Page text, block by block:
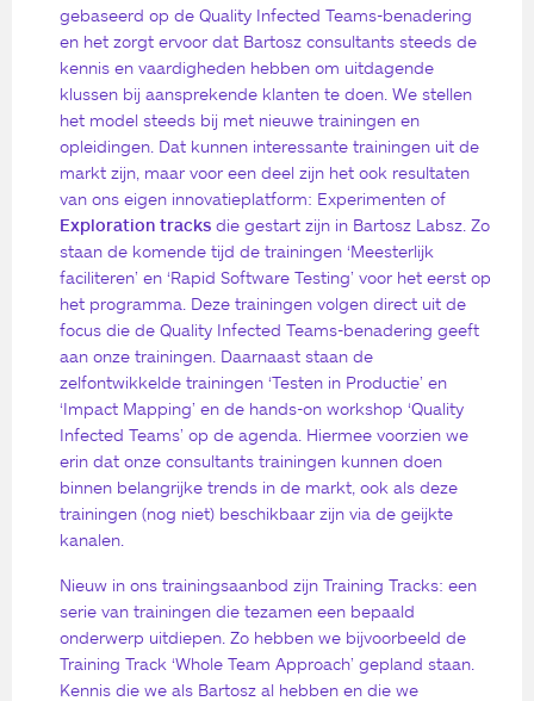
gebaseerd op de Quality Infected Teams-benadering
en het zorgt ervoor dat Bartosz consultants steeds de
kennis en vaardigheden hebben om uitdagende
klussen bij aansprekende klanten te doen. We stellen
het model steeds bij met nieuwe trainingen en
opleidingen. Dat kunnen interessante trainingen uit de
markt zijn, maar voor een deel zijn het ook resultaten
van ons eigen innovatieplatform: Experimenten of
Exploration tracks die gestart zijn in Bartosz Labsz. Zo
staan de komende tijd de trainingen ‘Meesterlijk
faciliteren’ en ‘Rapid Software Testing’ voor het eerst op
het programma. Deze trainingen volgen direct uit de
focus die de Quality Infected Teams-benadering geeft
aan onze trainingen. Daarnaast staan de
zelfontwikkelde trainingen ‘Testen in Productie’ en
‘Impact Mapping’ en de hands-on workshop ‘Quality
Infected Teams’ op de agenda. Hiermee voorzien we
erin dat onze consultants trainingen kunnen doen
binnen belangrijke trends in de markt, ook als deze
trainingen (nog niet) beschikbaar zijn via de geijkte
kanalen.
Nieuw in ons trainingsaanbod zijn Training Tracks: een
serie van trainingen die tezamen een bepaald
onderwerp uitdiepen. Zo hebben we bijvoorbeeld de
Training Track ‘Whole Team Approach’ gepland staan.
Kennis die we als Bartosz al hebben en die we